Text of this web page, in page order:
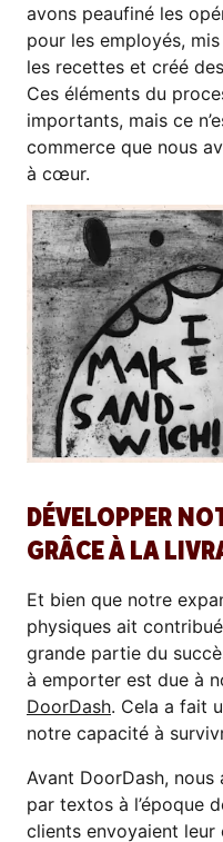
avons peaufiné les
pour les employés,
les recettes et créé
Ces éléments du
importants, mais ce
commerce que nous
à cœur.
DÉVELOPPER
GRÂCE À LA
Et bien que notre
physiques ait
grande partie du
à emporter est due à
DoorDash. Cela a fait
notre capacité à
Avant DoorDash,
par textos à l’époque
clients envoyaient